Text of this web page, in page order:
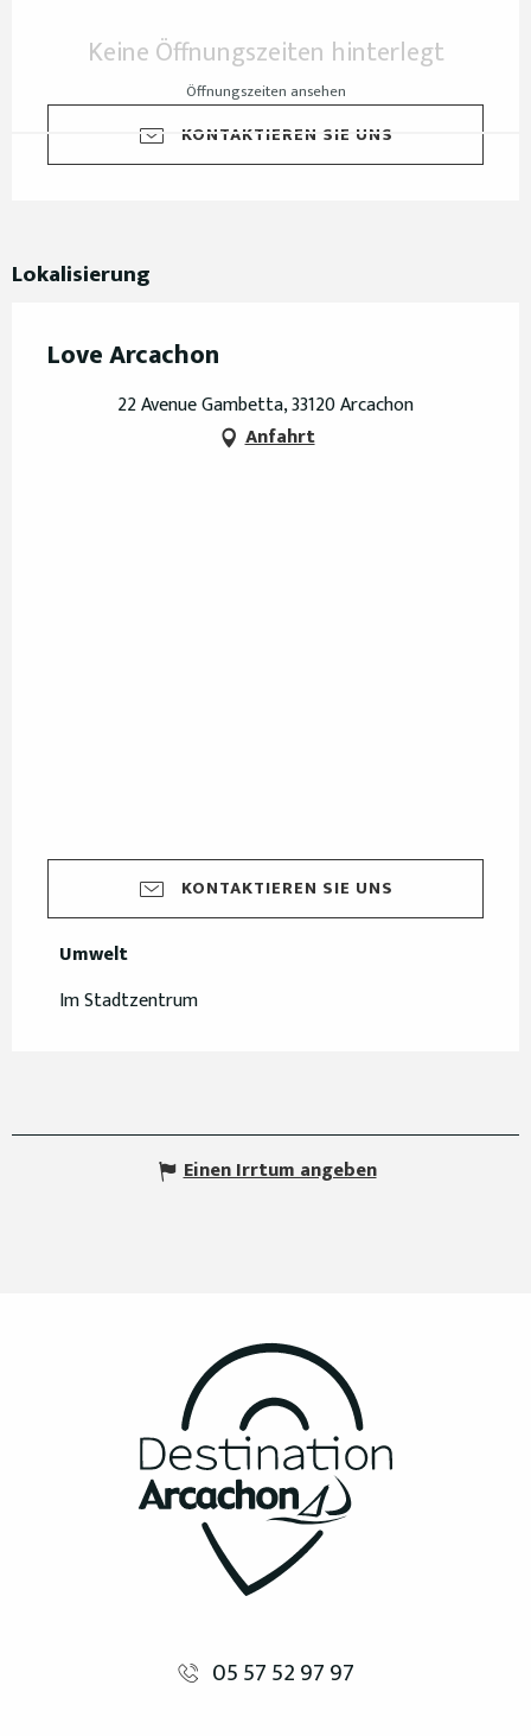
Keine Öffnungszeiten hinterlegt
Öffnungszeiten ansehen
KONTAKTIEREN SIE UNS
Lokalisierung
Love Arcachon
22 Avenue Gambetta, 33120 Arcachon
Anfahrt
KONTAKTIEREN SIE UNS
Umwelt
Umwelt
Im Stadtzentrum
Einen Irrtum angeben
05 57 52 97 97